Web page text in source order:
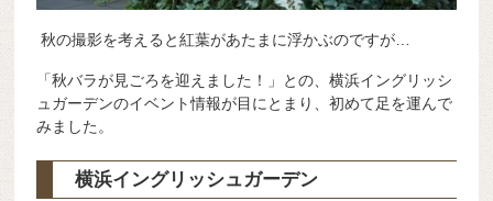
秋の撮影を考えると紅葉があたまに浮かぶのですが…
「秋バラが見ごろを迎えました！」との、横浜イングリッシ
ュガーデンのイベント情報が目にとまり、初めて足を運んで
みました。
横浜イングリッシュガーデン